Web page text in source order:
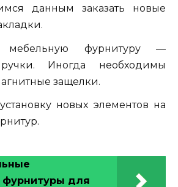
данным заказать новые
мебельную фурнитуру —
Иногда необходимы
защелки.
новых элементов на
фурнитуры для